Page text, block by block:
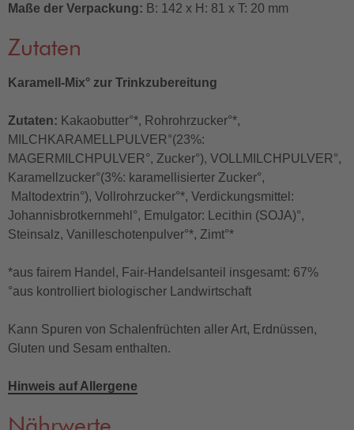
Maße der Verpackung: B: 142 x H: 81 x T: 20 mm
Zutaten
Karamell-Mix° zur Trinkzubereitung
Zutaten: Kakaobutter°*, Rohrohrzucker°*,
MILCHKARAMELLPULVER°(23%:
MAGERMILCHPULVER°, Zucker°), VOLLMILCHPULVER°,
Karamellzucker°(3%: karamellisierter Zucker°,
Maltodextrin°), Vollrohrzucker°*, Verdickungsmittel:
Johannisbrotkernmehl°, Emulgator: Lecithin (SOJA)°,
Steinsalz, Vanilleschotenpulver°*, Zimt°*
*aus fairem Handel, Fair-Handelsanteil insgesamt: 67%
°aus kontrolliert biologischer Landwirtschaft
Kann Spuren von Schalenfrüchten aller Art, Erdnüssen,
Gluten und Sesam enthalten.
Hinweis auf Allergene